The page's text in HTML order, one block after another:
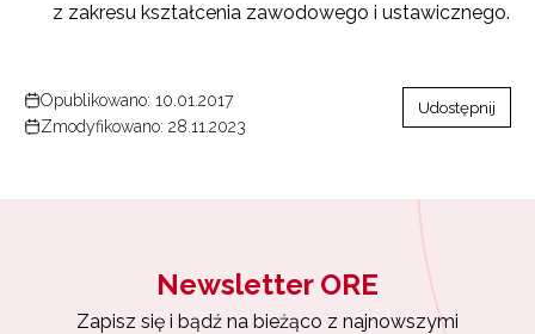
z zakresu kształcenia zawodowego i ustawicznego.
Opublikowano: 10.01.2017
Zmodyfikowano: 28.11.2023
Udostępnij
Newsletter ORE
Zapisz się i bądź na bieżąco z najnowszymi